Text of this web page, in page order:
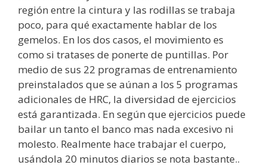
región entre la cintura y las rodillas se trabaja
poco, para qué exactamente hablar de los
gemelos. En los dos casos, el movimiento es
como si tratases de ponerte de puntillas. Por
medio de sus 22 programas de entrenamiento
preinstalados que se aúnan a los 5 programas
adicionales de HRC, la diversidad de ejercicios
está garantizada. En según que ejercicios puede
bailar un tanto el banco mas nada excesivo ni
molesto. Realmente hace trabajar el cuerpo,
usándola 20 minutos diarios se nota bastante..